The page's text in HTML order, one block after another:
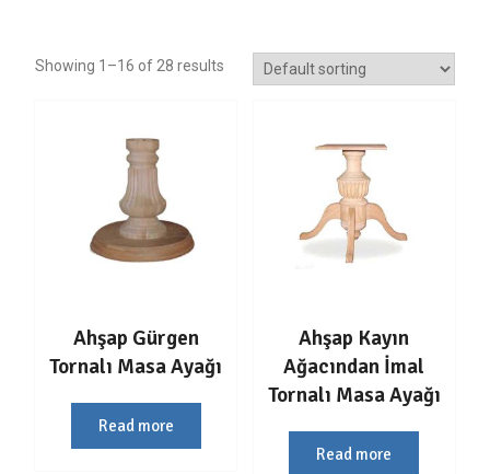
Showing 1–16 of 28 results
Ahşap Gürgen
Tornalı Masa Ayağı
Read more
Ahşap Kayın
Ağacından İmal
Tornalı Masa Ayağı
Read more